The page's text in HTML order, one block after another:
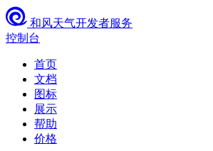
和风天气开发者服务
控制台
首页
文档
图标
展示
帮助
价格